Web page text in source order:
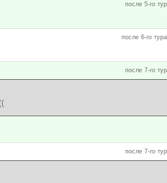
после 5-го
после 6-го
после 7-го
после 7-го